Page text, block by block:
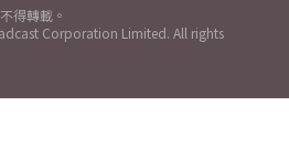
得轉載。
Corporation Limited. All rights